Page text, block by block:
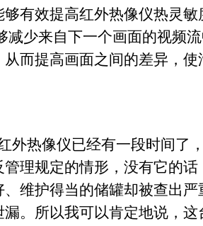
有效提高红外热像仪热灵
减少来自下一个画面的视频
而提高画面之间的差异，
外热像仪已经有一段时间了
理规定的情形，没有它的
维护得当的储罐却被查出
。所以我可以肯定地说，这